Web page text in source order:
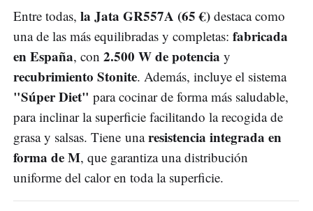
Entre todas, la Jata GR557A (65 €) destaca como
una de las más equilibradas y completas: fabricada
en España, con 2.500 W de potencia y
recubrimiento Stonite. Además, incluye el sistema
"Súper Diet" para cocinar de forma más saludable,
para inclinar la superficie facilitando la recogida de
grasa y salsas. Tiene unaresistencia integrada en
forma de M, que garantiza una distribución
uniforme del calor en toda la superficie.